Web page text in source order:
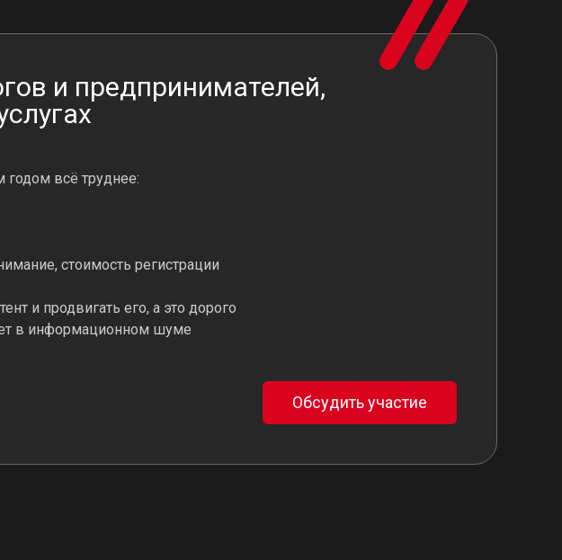
и предпринимателей,
всё труднее:
стоимость регистрации
и продвигать его, а это дорого
в информационном шуме
Обсудить участие